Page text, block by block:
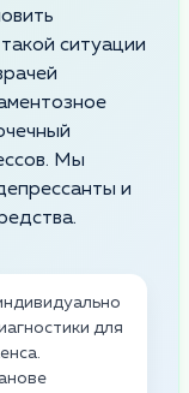
ситуации
Мы
и
для